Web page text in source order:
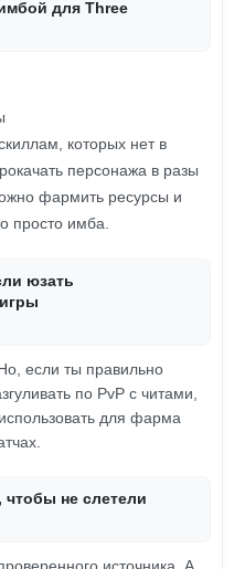
для Three
которых нет в
персонажа в разы
фармить ресурсы и
просто имба.
юзать
если ты правильно
по PvP с читами,
для фарма
чтобы не слетели